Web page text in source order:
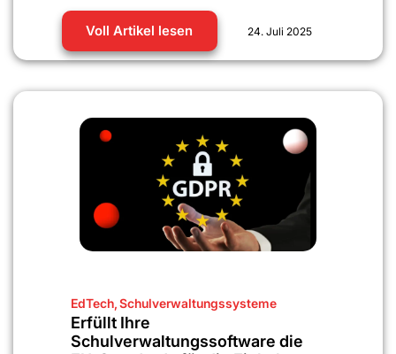
Voll Artikel lesen 24. Juli 2025
EdTech,Schulverwaltungssysteme
Erfüllt Ihre
Schulverwaltungssoftware die